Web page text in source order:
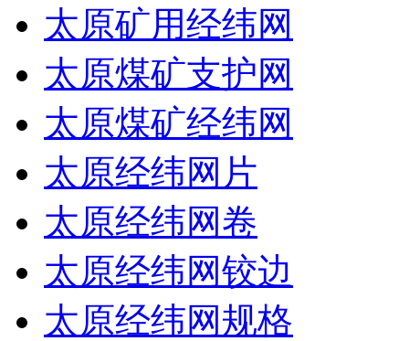
太原矿用经纬网
太原煤矿支护网
太原煤矿经纬网
太原经纬网片
太原经纬网卷
太原经纬网铰边
太原经纬网规格